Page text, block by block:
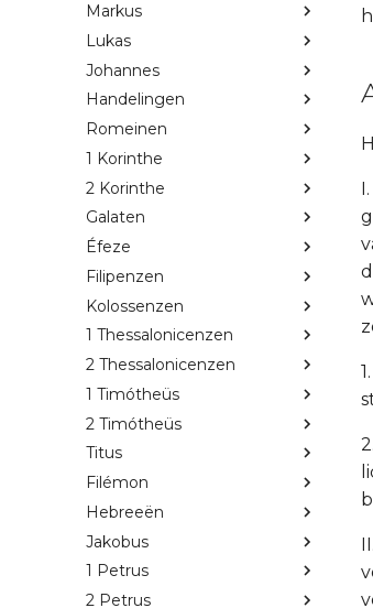
Markus
Lukas
Johannes
Handelingen
Romeinen
1 Korinthe
2 Korinthe
Galaten
Éfeze
Filipenzen
Kolossenzen
1 Thessalonicenzen
2 Thessalonicenzen
1 Timótheüs
2 Timótheüs
Titus
Filémon
Hebreeën
Jakobus
1 Petrus
2 Petrus